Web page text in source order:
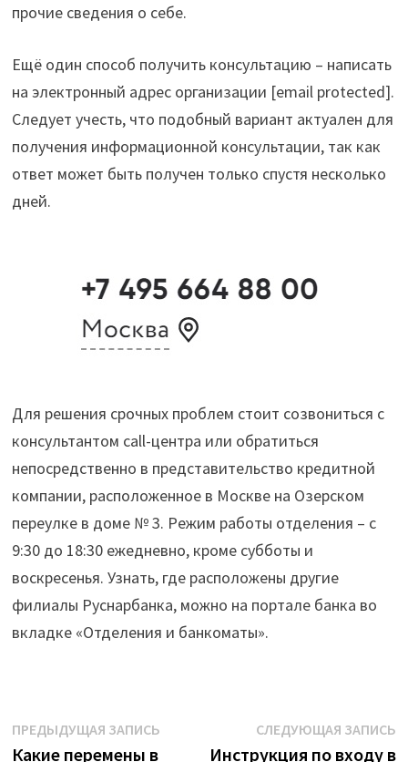
прочие сведения о себе.
Ещё один способ получить консультацию – написать
на электронный адрес организации [email protected].
Следует учесть, что подобный вариант актуален для
получения информационной консультации, так как
ответ может быть получен только спустя несколько
дней.
Для решения срочных проблем стоит созвониться с
консультантом call-центра или обратиться
непосредственно в представительство кредитной
компании, расположенное в Москве на Озерском
переулке в доме № 3. Режим работы отделения – с
9:30 до 18:30 ежедневно, кроме субботы и
воскресенья. Узнать, где расположены другие
филиалы Руснарбанка, можно на портале банка во
вкладке «Отделения и банкоматы».
Навигация
ПРЕДЫДУЩАЯ ЗАПИСЬПредыдущая
Какие перемены в
СЛЕДУЮЩАЯ ЗАПИСЬ
Инструкция по входу в